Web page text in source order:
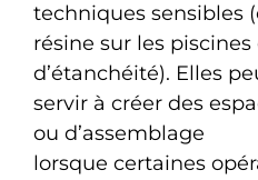
techniques sensibles
résine sur les
d’étanchéité). Elles
servir à créer des
ou d’assemblage
lorsque certaines